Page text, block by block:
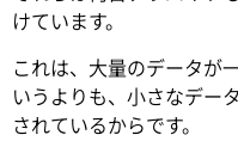
けています。
これは、大量のデータが
いうよりも、小さなデー
されているからです。